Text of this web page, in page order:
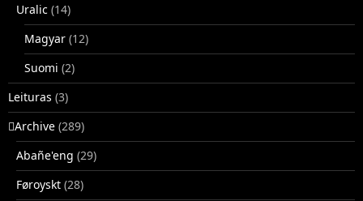
Uralic (14)
Magyar (12)
Suomi (2)
Leituras (3)
􏿽Archive (289)
Abañe'eng (29)
Føroyskt (28)